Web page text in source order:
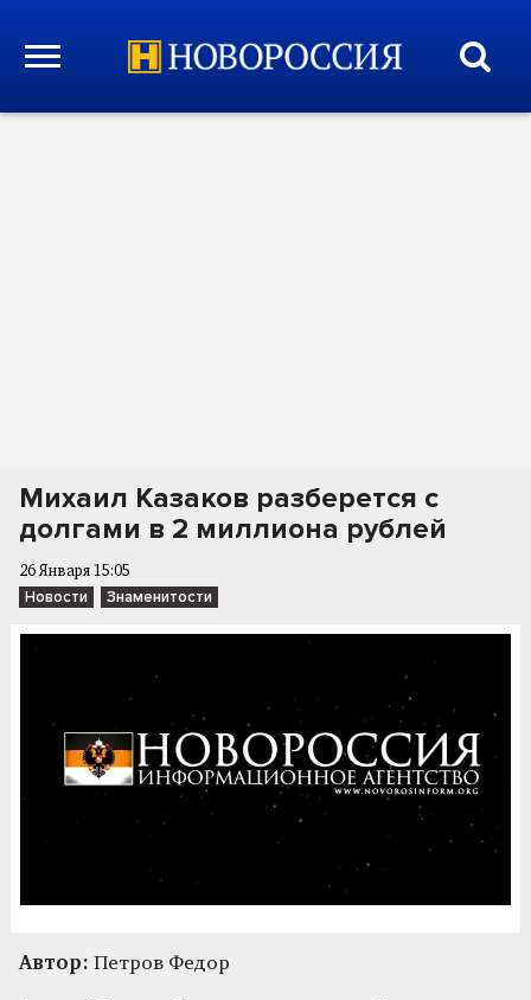
Михаил Казаков разберется с
долгами в 2 миллиона рублей
26 Января 15:05
Новости Знаменитости
Автор: Петров Федор